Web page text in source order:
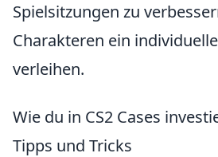
Spielsitzungen zu
Charakteren ein
verleihen.
Wie du in CS2 Cases
Tipps und Tricks